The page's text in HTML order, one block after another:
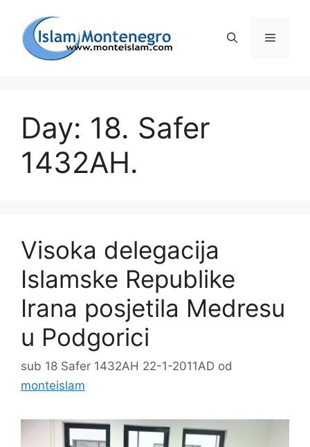
sadržaj
Day: 18. Safer
1432AH.
Visoka delegacija
Islamske Republike
Irana posjetila Medresu
u Podgorici
sub 18 Safer 1432AH 22-1-2011AD od
monteislam